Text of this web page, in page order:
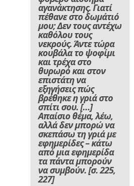
αγανάκτησης. Γιατί
πέθανε στο δωμάτιό
μου; Δεν τους αντέχω
καθόλου τους
νεκρούς. Άντε τώρα
κουβάλα το ψοφίμι
και τρέχα στο
θυρωρό και στον
επιστάτη να
εξηγήσεις πώς
βρέθηκε η γριά στο
σπίτι σου. […]
Απαίσιο θέμα, λέω,
αλλά δεν μπορώ να
σκεπάσω τη γριά με
εφημερίδες – κάτω
από μια εφημερίδα
τα πάντα μπορούν
να συμβούν.[σ. 225,
227]